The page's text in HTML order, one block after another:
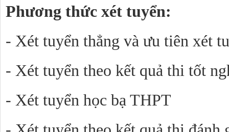
Phương thức xét tuyển:
- Xét tuyển thẳng và ưu tiên xét
- Xét tuyển theo kết quả thi tốt
- Xét tuyển học bạ THPT